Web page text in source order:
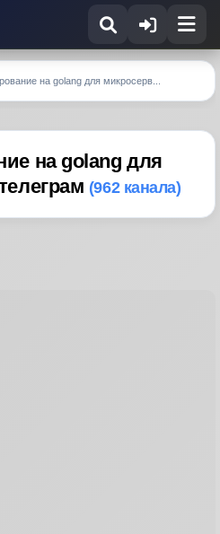
на golang для микросерв...
на golang для
(962 канала)